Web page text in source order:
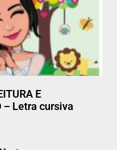
E
– Letra cursiva